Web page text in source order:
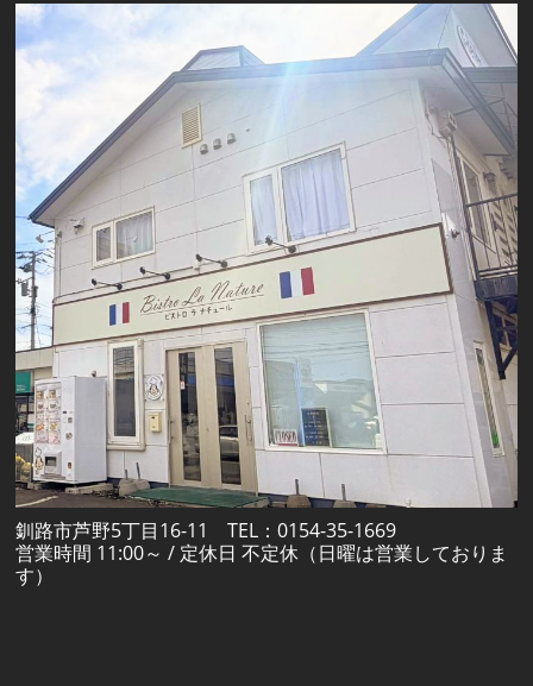
釧路市芦野5丁目16-11 TEL：0154-35-1669
営業時間 11:00～ / 定休日 不定休（日曜は営業しておりま
す）